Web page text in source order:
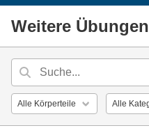
Weitere Übungen